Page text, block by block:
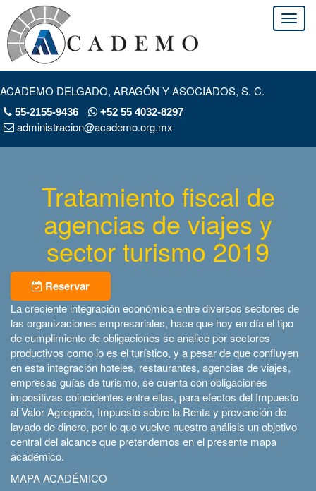
ACADEMO DELGADO, ARAGÓN Y ASOCIADOS, S. C.
55-2155-9436 +52 55 4032-8297
administracion@academo.org.mx
Tratamiento fiscal de
agencias de viajes y
sector turismo 2019
Reservar
La creciente integración económica entre diversos sectores de
las organizaciones empresariales, hace que hoy en día el tipo
de cumplimiento de obligaciones se analice por sectores
productivos como lo es el turístico, y a pesar de que confluyen
en esta integración hoteles, restaurantes, agencias de viajes,
empresas guías de turismo, se cuenta con obligaciones
impositivas coincidentes entre ellas, para efectos del Impuesto
al Valor Agregado, Impuesto sobre la Renta y prevención de
lavado de dinero, por lo que vuelve nuestro análisis un objetivo
central del alcance que pretendemos en el presente mapa
académico.
MAPA ACADÉMICO